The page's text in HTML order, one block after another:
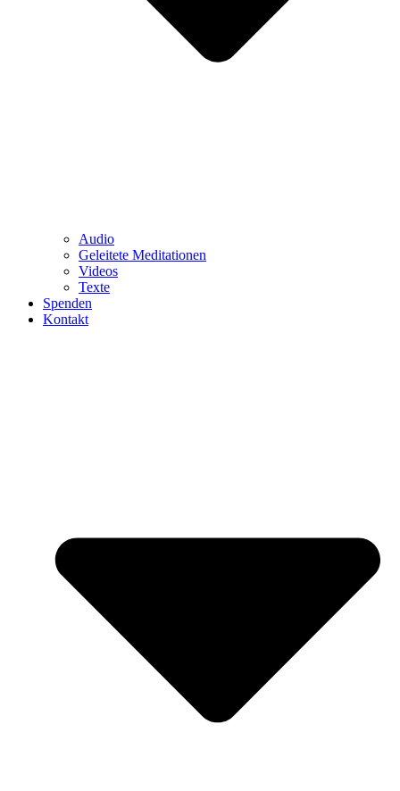
Audio
Geleitete Meditationen
Videos
Texte
Spenden
Kontakt